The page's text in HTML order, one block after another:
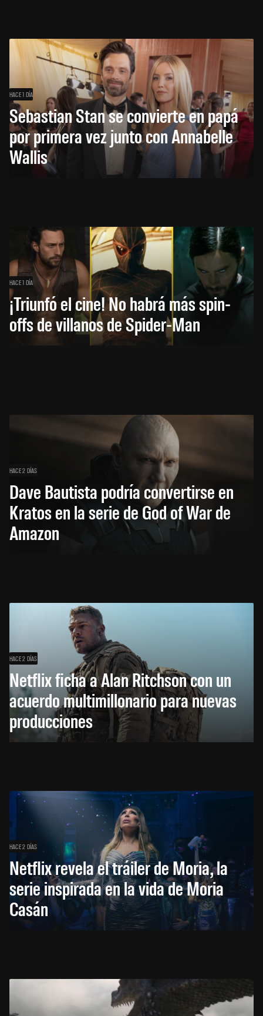
HACE 1 DÍA
Sebastian Stan se convierte en papá
por primera vez junto con Annabelle
Wallis
HACE 1 DÍA
¡Triunfó el cine! No habrá más spin-
offs de villanos de Spider-Man
HACE 2 DÍAS
Dave Bautista podría convertirse en
Kratos en la serie de God of War de
Amazon
HACE 2 DÍAS
Netflix ficha a Alan Ritchson con un
acuerdo multimillonario para nuevas
producciones
HACE 2 DÍAS
Netflix revela el tráiler de Moria, la
serie inspirada en la vida de Moria
Casán